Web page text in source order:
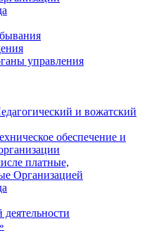
управления
и вожатский
обеспечение и
платные,
Организацией